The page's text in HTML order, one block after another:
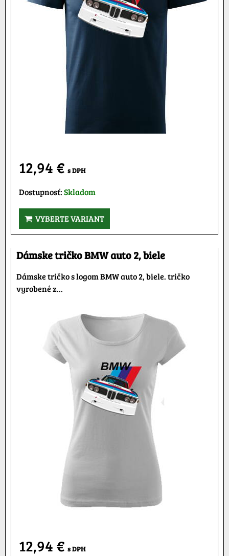
12,94 € s DPH
Dostupnosť:Skladom
VYBERTE VARIANT
Dámske tričko BMW auto 2, biele
Dámske tričko s logom BMW auto 2, biele. tričko
vyrobené z...
12,94 € s DPH